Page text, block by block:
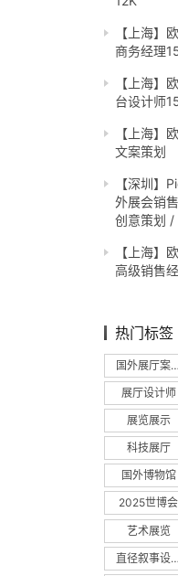
【上海】
商务经理
【上海】
台设计师
【上海】
文案策划
【深圳】
外展会销
创意策划 /
【上海】
高级销售
热门标签
国外展厅案例
展厅设计师
展览展示
科技展厅
国外博物馆
2025世博会
艺术展览
直径叙事设计